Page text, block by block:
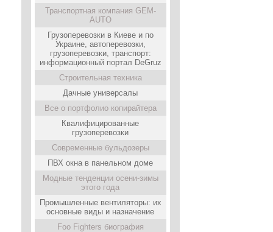
Транспортная компания GEM-
AUTO
Грузоперевозки в Киеве и по
Украине, автоперевозки,
грузоперевозки, транспорт:
информационный портал DeGruz
Строительная техника
Дачные универсалы
Все о портфолио копирайтера
Квалифицированные
грузоперевозки
Современные бульдозеры
ПВХ окна в панельном доме
Модные тенденции осени-зимы
этого года
Промышленные вентиляторы: их
основные виды и назначение
Foo Fighters биография